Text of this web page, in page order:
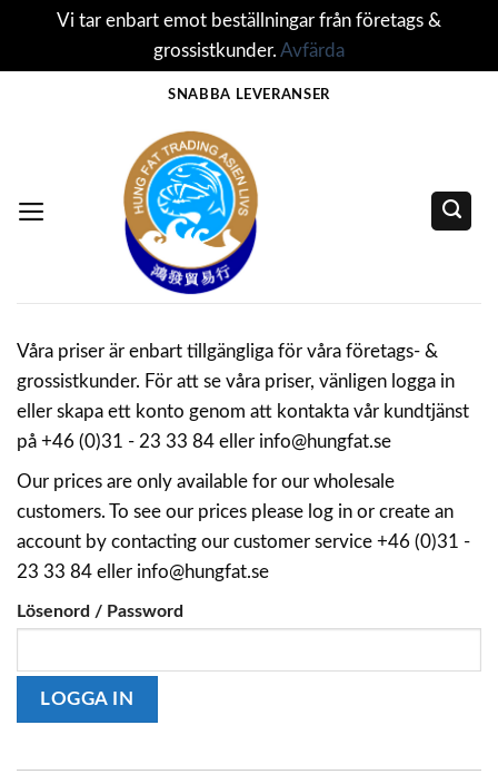
Vi tar enbart emot beställningar från företags &
grossistkunder. Avfärda
SNABBA LEVERANSER
Våra priser är enbart tillgängliga för våra företags- &
grossistkunder. För att se våra priser, vänligen logga in
eller skapa ett konto genom att kontakta vår kundtjänst
på +46 (0)31 - 23 33 84 eller info@hungfat.se
Our prices are only available for our wholesale
customers. To see our prices please log in or create an
account by contacting our customer service +46 (0)31 -
23 33 84 eller info@hungfat.se
Lösenord / Password